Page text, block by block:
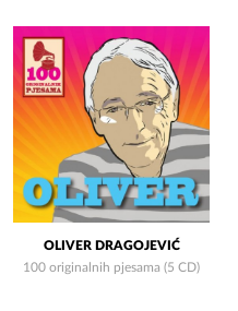
OLIVER DRAGOJEVIĆ
100 originalnih pjesama (5 CD)